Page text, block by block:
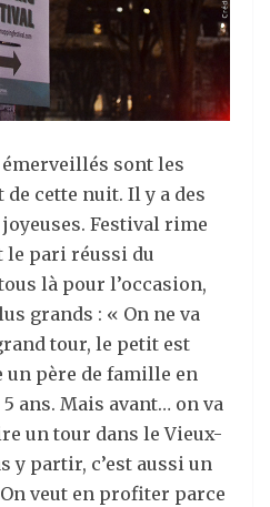
sont les
cette nuit. Il y a des
Festival rime
le pari réussi du
là pour l’occasion,
grands : « On ne va
tour, le petit est
un père de famille en
ans. Mais avant… on va
un tour dans le Vieux-
y partir, c’est aussi un
veut en profiter parce